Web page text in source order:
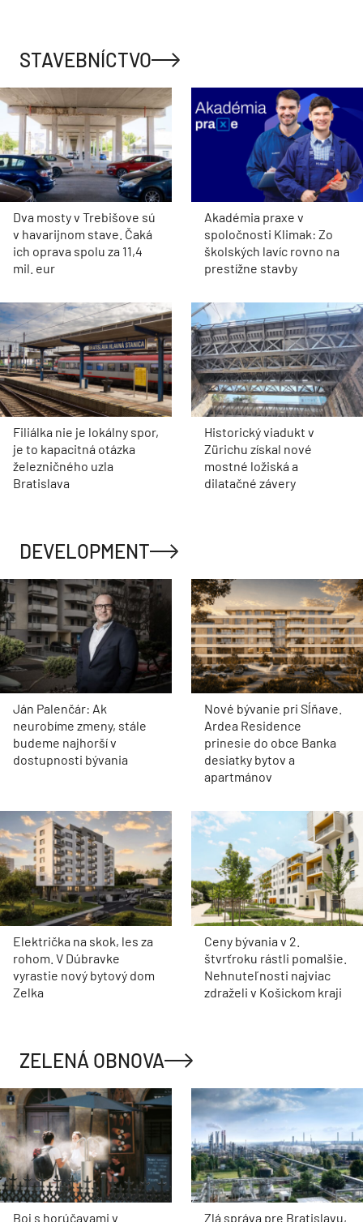
STAVEBNÍCTVO
Dva mosty v Trebišove sú
v havarijnom stave. Čaká
ich oprava spolu za 11,4
mil. eur
Akadémia praxe v
spoločnosti Klimak: Zo
školských lavíc rovno na
prestížne stavby
Filiálka nie je lokálny spor,
je to kapacitná otázka
železničného uzla
Bratislava
Historický viadukt v
Zürichu získal nové
mostné ložiská a
dilatačné závery
DEVELOPMENT
Ján Palenčár: Ak
neurobíme zmeny, stále
budeme najhorší v
dostupnosti bývania
Nové bývanie pri Sĺňave.
Ardea Residence
prinesie do obce Banka
desiatky bytov a
apartmánov
Električka na skok, les za
rohom. V Dúbravke
vyrastie nový bytový dom
Zelka
Ceny bývania v 2.
štvrťroku rástli pomalšie.
Nehnuteľnosti najviac
zdraželi v Košickom kraji
ZELENÁ OBNOVA
Boj s horúčavami v Zlá správa pre Bratislavu,